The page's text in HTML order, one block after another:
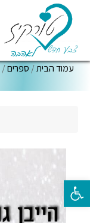
פתח סרגל נגישות
עמוד הבית/ ספרים/